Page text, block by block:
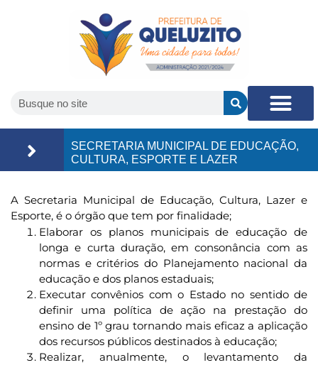
SECRETARIA MUNICIPAL DE EDUCAÇÃO,
CULTURA, ESPORTE E LAZER
A Secretaria Municipal de Educação, Cultura, Lazer e
Esporte, é o órgão que tem por finalidade;
Elaborar os planos municipais de educação de
longa e curta duração, em consonância com as
normas e critérios do Planejamento nacional da
educação e dos planos estaduais;
Executar convênios com o Estado no sentido de
definir uma política de ação na prestação do
ensino de 1º grau tornando mais eficaz a aplicação
dos recursos públicos destinados à educação;
Realizar, anualmente, o levantamento da